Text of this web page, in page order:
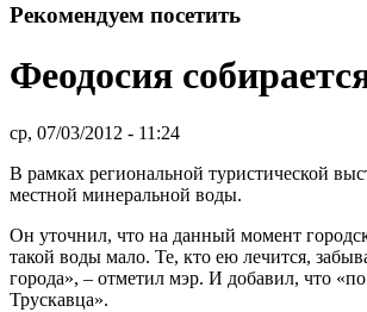
Рекомендуем посетить
Феодосия
ср, 07/03/2012 - 11:24
В рамках региональной туристической
местной минеральной воды.
Он уточнил, что на данный момент
такой воды мало. Те, кто ею лечится,
города», – отметил мэр. И добавил, что
Трускавца».